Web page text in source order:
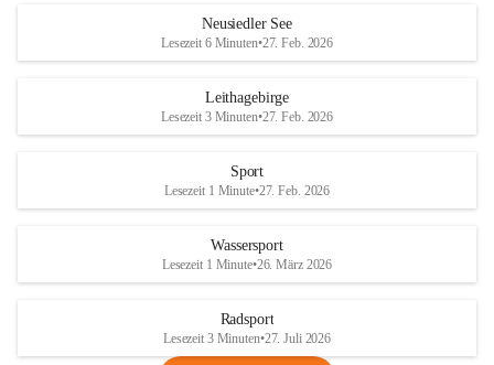
S
und den daraus folgenden wirtschaftlichen
Maßnahmen zur Bekämpfung
Rebe und der Amerikanischen
Anhang VBl. EU Nr. 18
1 Seite•1,4 MB
VBl. EU Nr. 18_2026
r
S
Neusiedler See
Lesezeit 6 Minuten•27. Feb. 2026
Leithagebirge
Lesezeit 3 Minuten•27. Feb. 2026
Sport
Lesezeit 1 Minute•27. Feb. 2026
Wassersport
Lesezeit 1 Minute•26. März 2026
Radsport
Lesezeit 3 Minuten•27. Juli 2026